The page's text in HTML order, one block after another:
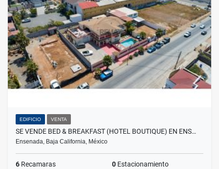
EDIFICIO VENTA
SE VENDE BED & BREAKFAST (HOTEL BOUTIQUE) EN ENS…
Ensenada, Baja California, México
6 Recamaras 0 Estacionamiento